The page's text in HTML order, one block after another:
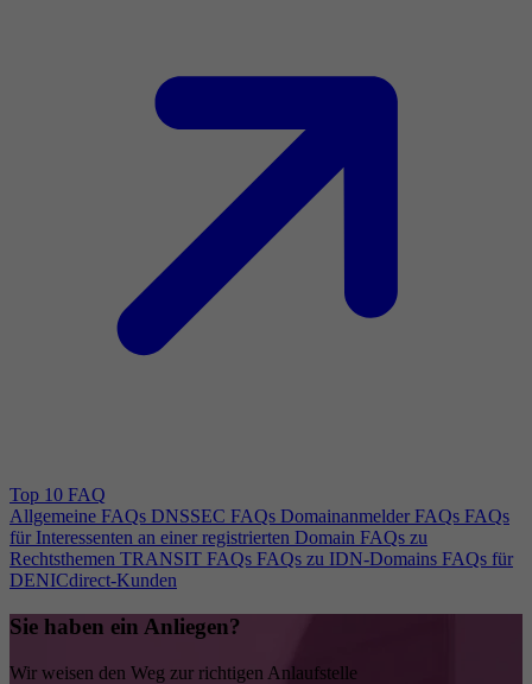
Top 10 FAQ
Allgemeine FAQs DNSSEC FAQs Domainanmelder FAQs FAQs
für Interessenten an einer registrierten Domain FAQs zu
Rechtsthemen TRANSIT FAQs FAQs zu IDN-Domains FAQs für
DENICdirect-Kunden
Sie haben ein Anliegen?
Wir weisen den Weg zur richtigen Anlaufstelle